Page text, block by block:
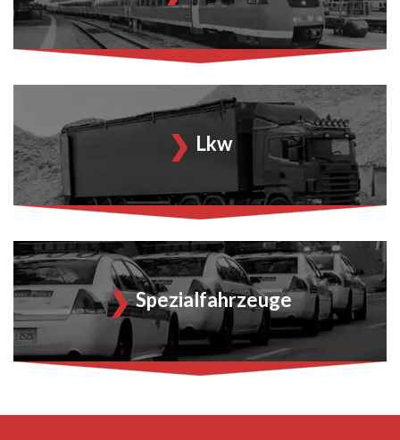
Lkw
Spezialfahrzeuge